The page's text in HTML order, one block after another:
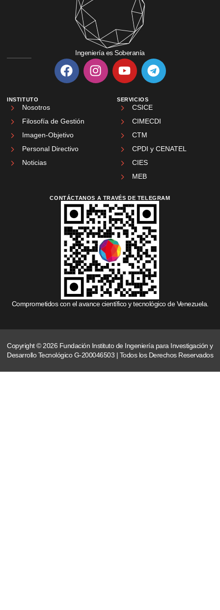
Ingeniería es Soberanía
INSTITUTO
Nosotros
Filosofía de Gestión
Imagen-Objetivo
Personal Directivo
Noticias
SERVICIOS
CSICE
CIMECDI
CTM
CPDI y CENATEL
CIES
MEB
CONTÁCTANOS A TRAVÉS DE TELEGRAM
Comprometidos con el avance científico y tecnológico de Venezuela.
Copyright © 2026 Fundación Instituto de Ingeniería para Investigación y
Desarrollo Tecnológico G-200046503 | Todos los Derechos Reservados